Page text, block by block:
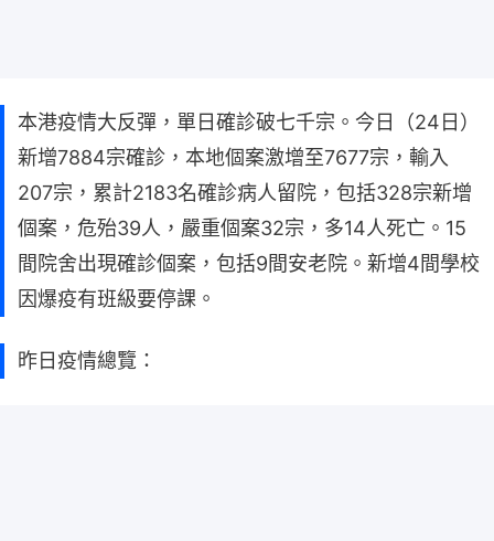
本港疫情大反彈，單日確診破七千宗。今日（24日）
新增7884宗確診，本地個案激增至7677宗，輸入
207宗，累計2183名確診病人留院，包括328宗新增
個案，危殆39人，嚴重個案32宗，多14人死亡。15
間院舍出現確診個案，包括9間安老院。新增4間學校
因爆疫有班級要停課。
昨日疫情總覽：